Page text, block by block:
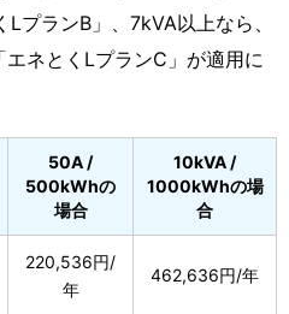
プランB」、7kVA以上なら、
ネとくLプランC」が適用に
50A /
500kWhの
場合
10kVA /
1000kWhの場
合
220,536円/
年
462,636円/年